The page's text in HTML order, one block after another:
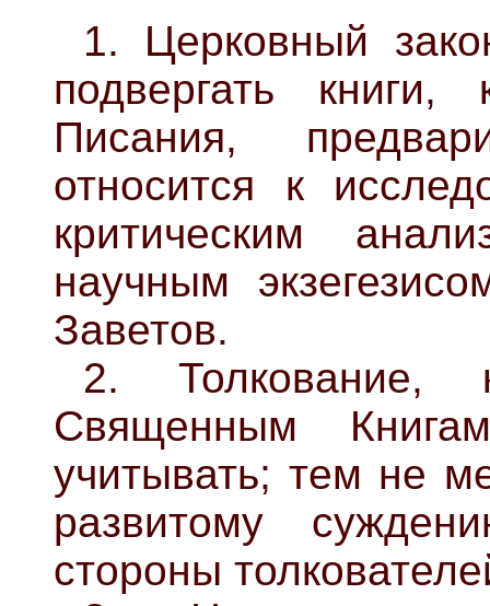
1. Церковный
подвергать
Писания,
относится к
критическим
научным
Заветов.
2. Толкование,
Священным
учитывать; тем не
развитому
стороны